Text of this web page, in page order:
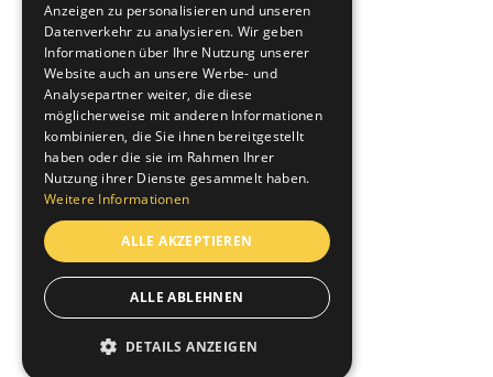
Bütler Elektro Telecom AG
Pilatusstrasse 41, 5630 Muri
+41 56 677 70 10
info@buetler-elektro.ch
Dienstleistungen
Projekte
Über uns
Jobs & Karriere
Lehre bei uns
Anzeigen zu personalisieren und unseren
Datenverkehr zu analysieren. Wir geben
Informationen über Ihre Nutzung unserer
Website auch an unsere Werbe- und
Analysepartner weiter, die diese
möglicherweise mit anderen Informationen
kombinieren, die Sie ihnen bereitgestellt
haben oder die sie im Rahmen Ihrer
Nutzung ihrer Dienste gesammelt haben.
Weitere Informationen
ALLE AKZEPTIEREN
ALLE ABLEHNEN
DETAILS ANZEIGEN